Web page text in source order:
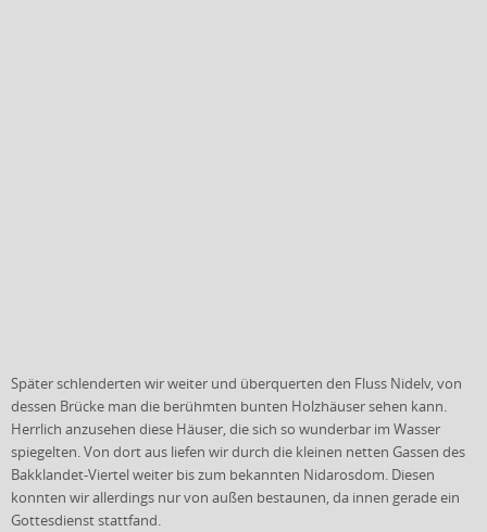
Später schlenderten wir weiter und überquerten den Fluss Nidelv, von
dessen Brücke man die berühmten bunten Holzhäuser sehen kann.
Herrlich anzusehen diese Häuser, die sich so wunderbar im Wasser
spiegelten. Von dort aus liefen wir durch die kleinen netten Gassen des
Bakklandet-Viertel weiter bis zum bekannten Nidarosdom. Diesen
konnten wir allerdings nur von außen bestaunen, da innen gerade ein
Gottesdienst stattfand.